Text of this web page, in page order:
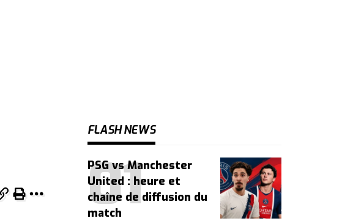
FLASH NEWS
PSG vs Manchester
United : heure et
chaîne de diffusion du
match